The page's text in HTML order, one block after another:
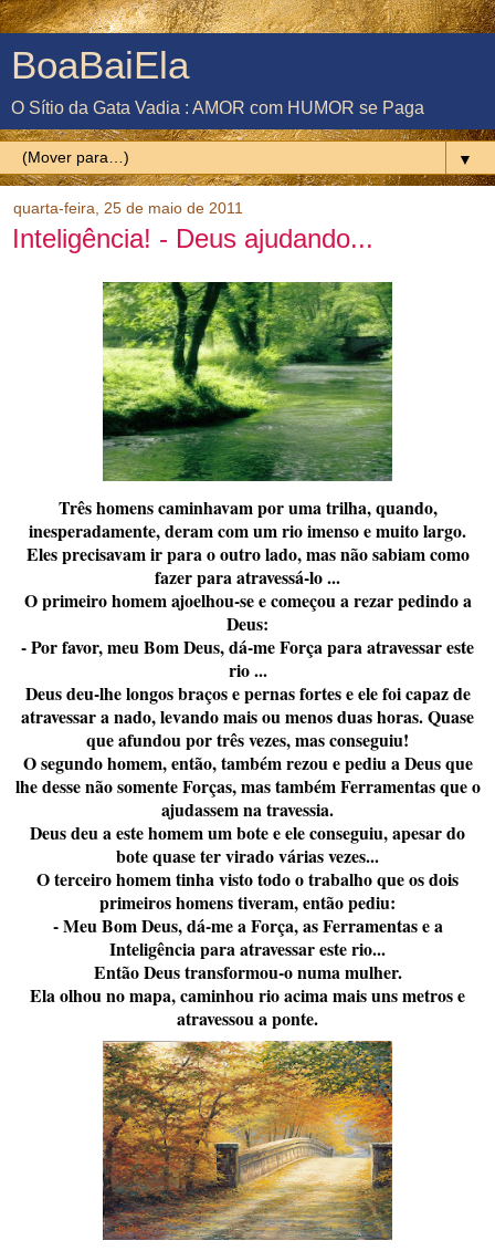
BoaBaiEla
O Sítio da Gata Vadia : AMOR com HUMOR se Paga
▼
quarta-feira, 25 de maio de 2011
Inteligência! - Deus ajudando...
Três homens caminhavam por uma trilha, quando,
inesperadamente, deram com um rio imenso e muito largo.
Eles precisavam ir para o outro lado, mas não sabiam como
fazer para atravessá-lo ...
O primeiro homem ajoelhou-se e começou a rezar pedindo a
Deus:
- Por favor, meu Bom Deus, dá-me Força para atravessar este
rio ...
Deus deu-lhe longos braços e pernas fortes e ele foi capaz de
atravessar a nado, levando mais ou menos duas horas. Quase
que afundou por três vezes, mas conseguiu!
O segundo homem, então, também rezou e pediu a Deus que
lhe desse não somente Forças, mas também Ferramentas que o
ajudassem na travessia.
Deus deu a este homem um bote e ele conseguiu, apesar do
bote quase ter virado várias vezes...
O terceiro homem tinha visto todo o trabalho que os dois
primeiros homens tiveram, então pediu:
- Meu Bom Deus, dá-me a Força, as Ferramentas e a
Inteligência para atravessar este rio...
Então Deus transformou-o numa mulher.
Ela olhou no mapa, caminhou rio acima mais uns metros e
atravessou a ponte.